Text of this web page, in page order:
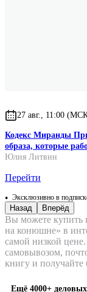
27 авг., 11:00
Кодекс Миранды
образа, которые
Юлия Литвин
Перейти
Эксклюзивно в
Назад Вперёд
Вы можете купить
на конюшне» в
самой низкой
самовывозом,
книгу и
Ещё 4000+